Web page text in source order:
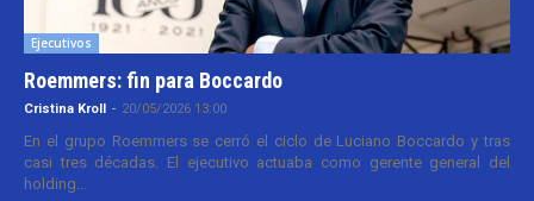
Ejecutivos
Roemmers: fin para Boccardo
Cristina Kroll - 20/05/2026 13:00
En el grupo Roemmers se cerró el ciclo de Luciano Boccardo y tras
casi tres décadas. El ejecutivo actuaba como gerente general del
holding...